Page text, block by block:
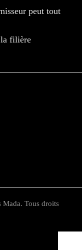
peut tout
filière
Tous droits